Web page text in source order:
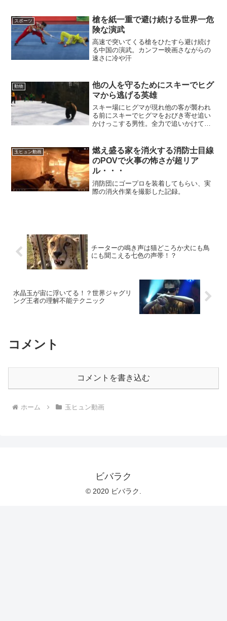
スポーツ
槍を紙一重で避け続ける世界一危
険な演武
高速で突いてくる槍をひたすら避け続け
る中国の演武。カンフー映画さながらの
速さに冷や汗
動物
他の人を守るためにスキーでヒグ
マから逃げる英雄
スキー場にヒグマが現れ他の客が襲われ
る前にスキーでヒグマをおびき寄せ追い
かけっこする男性。全力で追いかけてく
玉ヒュン動画
燃え盛る家を消火する消防士目線
のPOVで火事の怖さが超リア
ル・・・
消防団にゴープロを装着してもらい、実
際の消火作業を撮影した記録。
チーターの鳴き声は猫どころか犬にも鳥
にも聞こえる七色の声帯！？
水晶玉が宙に浮いてる！？世界ジャグリ
ング王者の理解不能テクニック
コメント
コメントを書き込む
ホーム 玉ヒュン動画
ビバラク
© 2020 ビバラク.